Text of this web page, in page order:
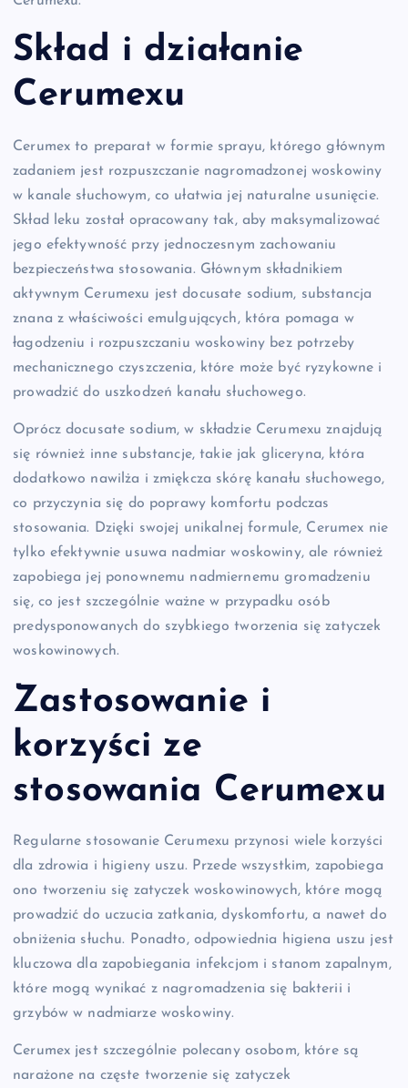
Skład i działanie
Cerumexu
Cerumex to preparat w formie sprayu, którego głównym
zadaniem jest rozpuszczanie nagromadzonej woskowiny
w kanale słuchowym, co ułatwia jej naturalne usunięcie.
Skład leku został opracowany tak, aby maksymalizować
jego efektywność przy jednoczesnym zachowaniu
bezpieczeństwa stosowania. Głównym składnikiem
aktywnym Cerumexu jest docusate sodium, substancja
znana z właściwości emulgujących, która pomaga w
łagodzeniu i rozpuszczaniu woskowiny bez potrzeby
mechanicznego czyszczenia, które może być ryzykowne i
prowadzić do uszkodzeń kanału słuchowego.
Oprócz docusate sodium, w składzie Cerumexu znajdują
się również inne substancje, takie jak gliceryna, która
dodatkowo nawilża i zmiękcza skórę kanału słuchowego,
co przyczynia się do poprawy komfortu podczas
stosowania. Dzięki swojej unikalnej formule, Cerumex nie
tylko efektywnie usuwa nadmiar woskowiny, ale również
zapobiega jej ponownemu nadmiernemu gromadzeniu
się, co jest szczególnie ważne w przypadku osób
predysponowanych do szybkiego tworzenia się zatyczek
woskowinowych.
Zastosowanie i
korzyści ze
stosowania Cerumexu
Regularne stosowanie Cerumexu przynosi wiele korzyści
dla zdrowia i higieny uszu. Przede wszystkim, zapobiega
ono tworzeniu się zatyczek woskowinowych, które mogą
prowadzić do uczucia zatkania, dyskomfortu, a nawet do
obniżenia słuchu. Ponadto, odpowiednia higiena uszu jest
kluczowa dla zapobiegania infekcjom i stanom zapalnym,
które mogą wynikać z nagromadzenia się bakterii i
grzybów w nadmiarze woskowiny.
Cerumex jest szczególnie polecany osobom, które są
narażone na częste tworzenie się zatyczek